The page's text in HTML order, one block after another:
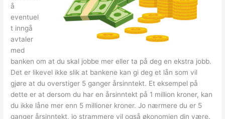
å
eventuel
t inngå
avtaler
med
banken om at du skal jobbe mer eller ta på deg en ekstra jobb.
Det er likevel ikke slik at bankene kan gi deg et lån som vil
gjøre at du overstiger 5 ganger årsinntekt. Et eksempel på
dette er at dersom du har en årsinntekt på 1 million kroner, kan
du ikke låne mer enn 5 millioner kroner. Jo nærmere du er 5
ganger årsinntekt, jo strammere vil også økonomien din være.